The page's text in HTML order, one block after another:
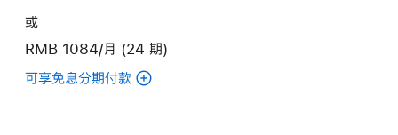
或
RMB 1084/月 (24 期)
可享免息分期付款 (翻